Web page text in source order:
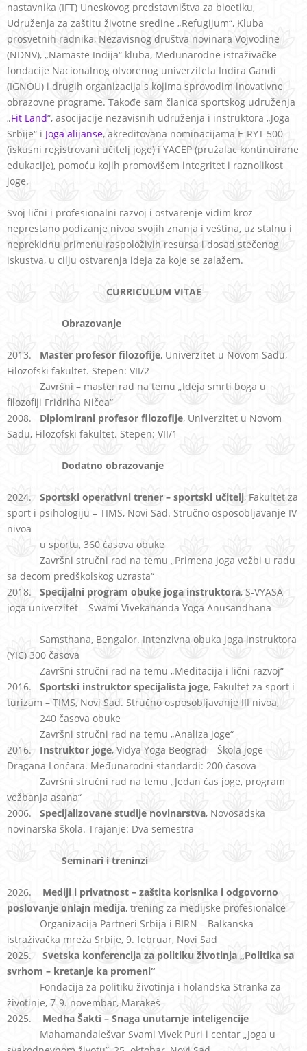
nastavnika (IFT) Uneskovog predstavništva za bioetiku,
Udruženja za zaštitu životne sredine „Refugijum“, Kluba
prosvetnih radnika, Nezavisnog društva novinara Vojvodine
(NDNV), „Namaste Indija“ kluba, Međunarodne istraživačke
fondacije Nacionalnog otvorenog univerziteta Indira Gandi
(IGNOU) i drugih organizacija s kojima sprovodim inovativne
obrazovne programe. Takođe sam članica sportskog udruženja
„Fit Land“, asocijacije nezavisnih udruženja i instruktora „Joga
Srbije“ i Joga alijanse, akreditovana nominacijama E-RYT 500
(iskusni registrovani učitelj joge) i YACEP (pružalac kontinuirane
edukacije), pomoću kojih promovišem integritet i raznolikost
joge.
Svoj lični i profesionalni razvoj i ostvarenje vidim kroz
neprestano podizanje nivoa svojih znanja i veština, uz stalnu i
neprekidnu primenu raspoloživih resursa i dosad stečenog
iskustva, u cilju ostvarenja ideja za koje se zalažem.
CURRICULUM VITAE
Obrazovanje
2013. Master profesor filozofije, Univerzitet u Novom Sadu,
Filozofski fakultet. Stepen: VII/2
Završni – master rad na temu „Ideja smrti boga u
filozofiji Fridriha Ničea“
2008. Diplomirani profesor filozofije, Univerzitet u Novom
Sadu, Filozofski fakultet. Stepen: VII/1
Dodatno obrazovanje
2024. Sportski operativni trener – sportski učitelj, Fakultet za
sport i psihologiju – TIMS, Novi Sad. Stručno osposobljavanje IV
nivoa
u sportu, 360 časova obuke
Završni stručni rad na temu „Primena joga vežbi u radu
sa decom predškolskog uzrasta“
2018. Specijalni program obuke joga instruktora, S-VYASA
joga univerzitet – Swami Vivekananda Yoga Anusandhana
Samsthana, Bengalor. Intenzivna obuka joga instruktora
(YIC) 300 časova
Završni stručni rad na temu „Meditacija i lični razvoj“
2016. Sportski instruktor specijalista joge, Fakultet za sport i
turizam – TIMS, Novi Sad. Stručno osposobljavanje III nivoa,
240 časova obuke
Završni stručni rad na temu „Analiza joge“
2016.
Instruktor joge, Vidya Yoga Beograd – Škola joge
Dragana Lončara. Međunarodni standardi: 200 časova
Završni stručni rad na temu „Jedan čas joge, program
vežbanja asana“
2006. Specijalizovane studije novinarstva, Novosadska
novinarska škola. Trajanje: Dva semestra
Seminari i treninzi
2026. Mediji i privatnost – zaštita korisnika i odgovorno
poslovanje onlajn medija, trening za medijske profesionalce
Organizacija Partneri Srbija i BIRN – Balkanska
istraživačka mreža Srbije, 9. februar, Novi Sad
2025. Svetska konferencija za politiku životinja „Politika sa
svrhom – kretanje ka promeni“
Fondacija za politiku životinja i holandska Stranka za
životinje, 7-9. novembar, Marakeš
2025. Medha Šakti – Snaga unutarnje inteligencije
Mahamandalešvar Svami Vivek Puri i centar „Joga u